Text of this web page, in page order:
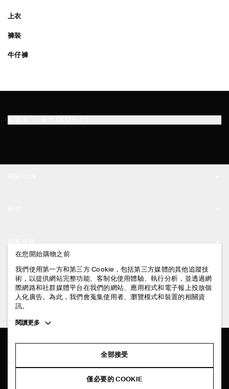
上衣
褲裝
牛仔褲
門市資訊
登入 / 註冊
聯絡我們
配送說明
付款說明
退貨及退款說明
常見問題
法律資訊
隱私權政策
條款與細則
追蹤COS
在您開始購物之前
我們使用第一方和第三方 Cookie，包括第三方媒體的其他追蹤技
術，以提供網站完整功能、客制化使用體驗、執行分析，並透過網
際網路和社群媒體平台在我們的網站、應用程式和電子報上投放個
人化廣告。為此，我們會蒐集使用者、瀏覽模式和裝置的相關資
訊。
Toggle
閱讀更多
全部接受
僅必要的 COOKIE